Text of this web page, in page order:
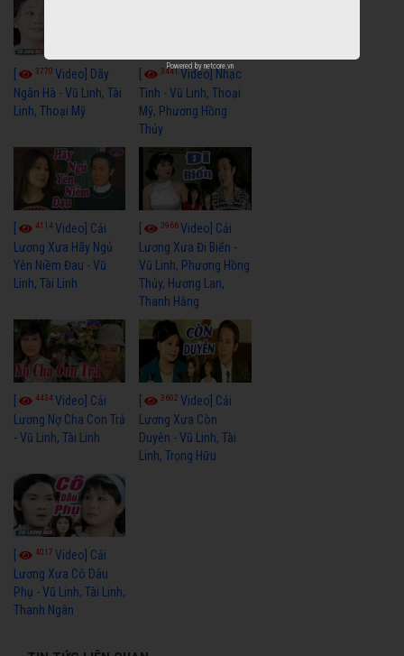
3770 Video] Dãy
Ngân Hà - Vũ Linh, Tài
Linh, Thoại Mỹ
3441Video] Nhạc
Tình - Vũ Linh, Thoại
Mỹ, Phương Hồng
Thủy
4114Video] Cải
Lương Xưa Hãy Ngủ
Yên Niềm Đau - Vũ
Linh, Tài Linh
3966Video] Cải
Lương Xưa Đi Biển -
Vũ Linh, Phương Hồng
Thủy, Hương Lan,
Thanh Hằng
4434Video] Cải
Lương Nợ Cha Con Trả
- Vũ Linh, Tài Linh
3602Video] Cải
Lương Xưa Còn
Duyên - Vũ Linh, Tài
Linh, Trọng Hữu
[ 4017 Video] Cải
Lương Xưa Cô Dâu
Phụ - Vũ Linh, Tài Linh,
Thanh Ngân
Powered by netcore.vn